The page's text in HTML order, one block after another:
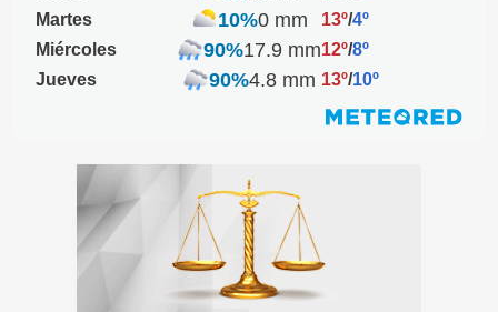
Martes
10%0 mm 13º/4º
Miércoles
90%17.9 mm12º/8º
Jueves
90%4.8 mm 13º/10º